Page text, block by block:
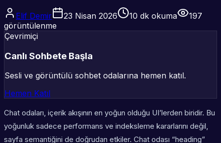
Elif Demir 23 Nisan 2026 10 dk okuma
197
görüntülenme
Çevrimiçi
Canlı Sohbete Başla
Sesli ve görüntülü sohbet odalarına hemen katıl.
Hemen Katıl
Chat odaları, içerik akışının en yoğun olduğu UI’lerden biridir. Bu
yoğunluk sadece performans ve indeksleme kararlarını değil,
sayfa semantiğini de doğrudan etkiler. Chat odası “heading”